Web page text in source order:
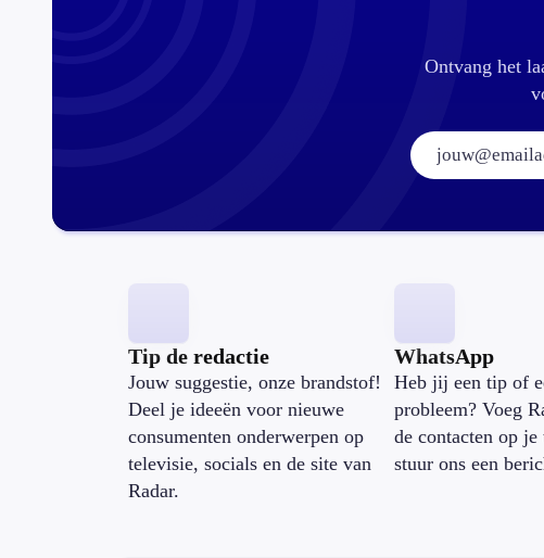
Ontvang het
Tip de redactie
Jouw suggestie, onze brandstof!
Deel je ideeën voor nieuwe
consumenten onderwerpen op
televisie, socials en de site van
Radar.
WhatsApp
Heb jij een tip of
probleem? Voeg
de contacten op
stuur ons een